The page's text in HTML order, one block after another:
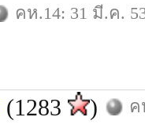
คห.14: 31 มี.ค.
(1283 ) ค